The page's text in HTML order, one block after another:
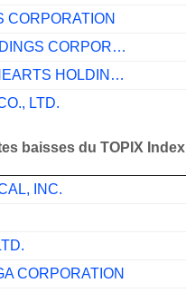
CORPORATION
PHC HOLDINGS CORPORATION
DIGITAL HEARTS HOLDINGS CO., LTD.
LTD.
baisses du TOPIX Index
INC.
CORPORATION